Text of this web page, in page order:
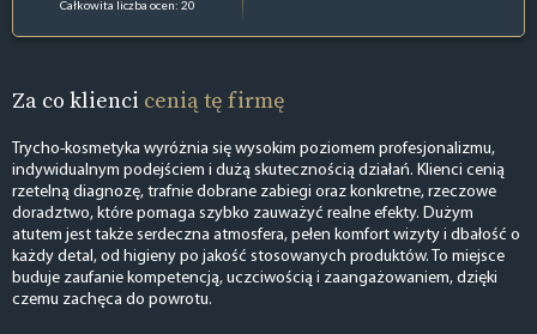
Całkowita liczba ocen: 20
Za co klienci cenią tę firmę
Trycho-kosmetyka wyróżnia się wysokim poziomem profesjonalizmu,
indywidualnym podejściem i dużą skutecznością działań. Klienci cenią
rzetelną diagnozę, trafnie dobrane zabiegi oraz konkretne, rzeczowe
doradztwo, które pomaga szybko zauważyć realne efekty. Dużym
atutem jest także serdeczna atmosfera, pełen komfort wizyty i dbałość o
każdy detal, od higieny po jakość stosowanych produktów. To miejsce
buduje zaufanie kompetencją, uczciwością i zaangażowaniem, dzięki
czemu zachęca do powrotu.